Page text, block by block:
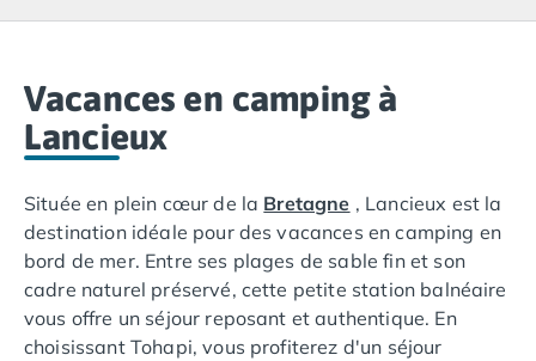
Camping Les Landes
Camping Biscarrosse
Camping Capbreton
Camping Messanges
Camping Moliets et Maa
Camping Sanguinet
Camping Seignosse
Camping Vieux Boucau les Bains
Camping Pyrénées Atlantiques
Vacances en camping à
Lancieux
Située en plein cœur de la Bretagne , Lancieux est la
destination idéale pour des vacances en camping en
bord de mer. Entre ses plages de sable fin et son
cadre naturel préservé, cette petite station balnéaire
vous offre un séjour reposant et authentique. En
choisissant Tohapi, vous profiterez d'un séjour